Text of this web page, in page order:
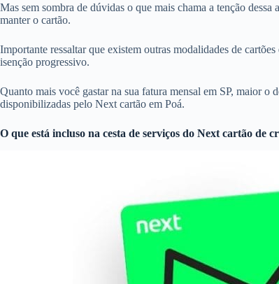
Mas sem sombra de dúvidas o que mais chama a tenção
manter o cartão.
Importante ressaltar que existem outras modalidades de
isenção progressivo.
Quanto mais você gastar na sua fatura mensal em SP, maior
disponibilizadas pelo Next cartão em Poá.
O que está incluso na cesta de serviços do Next cartão de